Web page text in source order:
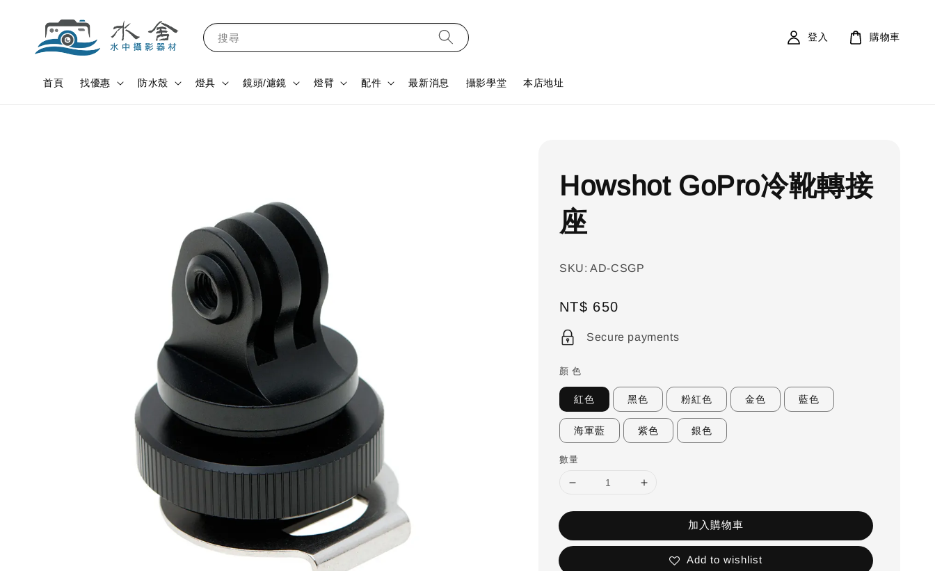
搜尋
首頁 找優惠 防水殼 燈具 鏡頭/濾鏡 燈臂 配件 最新消息 攝影學堂 本店地址
登入 購物車
Howshot GoPro冷靴轉接
座
SKU: AD-CSGP
Regular
price
NT$ 650
Secure payments
顏 色
紅色 黑色 粉紅色 金色 藍色
海軍藍 紫色 銀色
數量
加入購物車
Add to wishlist